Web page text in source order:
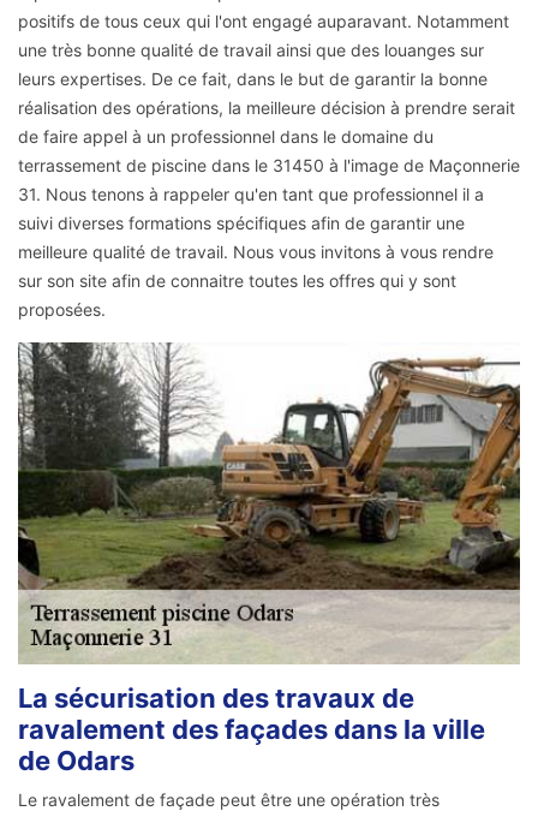
positifs de tous ceux qui l'ont engagé auparavant. Notamment
une très bonne qualité de travail ainsi que des louanges sur
leurs expertises. De ce fait, dans le but de garantir la bonne
réalisation des opérations, la meilleure décision à prendre serait
de faire appel à un professionnel dans le domaine du
terrassement de piscine dans le 31450 à l'image de Maçonnerie
31. Nous tenons à rappeler qu'en tant que professionnel il a
suivi diverses formations spécifiques afin de garantir une
meilleure qualité de travail. Nous vous invitons à vous rendre
sur son site afin de connaitre toutes les offres qui y sont
proposées.
La sécurisation des travaux de
ravalement des façades dans la ville
de Odars
Le ravalement de façade peut être une opération très